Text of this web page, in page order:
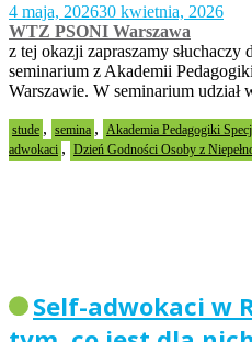
4 maja, 202630 kwietnia, 2026
WTZ PSONI Warszawa
z tej okazji zapraszamy słuchaczy
seminarium z Akademii
Warszawie. W seminarium
stude , semina , Akademia Pedagogiki
adwokaci , Dzień Godności Osoby z
Self-adwokaci w